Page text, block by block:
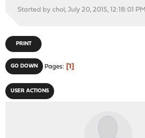
Started by chol, July 20, 2015, 12:18:01 PM
PRINT
GO DOWN Pages 1
USER ACTIONS